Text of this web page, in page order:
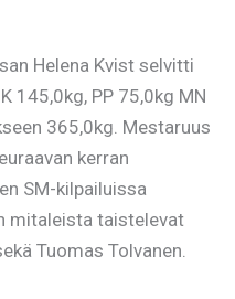
Helena Kvist selvitti
145,0kg, PP 75,0kg MN
365,0kg. Mestaruus
kerran
SM-kilpailuissa
mitaleista taistelevat
Tuomas Tolvanen.